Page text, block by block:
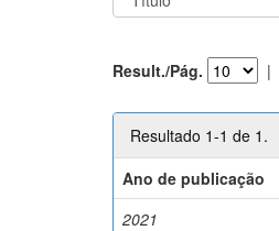
Result./Pág. |
Resultado 1-1 de 1.
Ano de publicação
2021